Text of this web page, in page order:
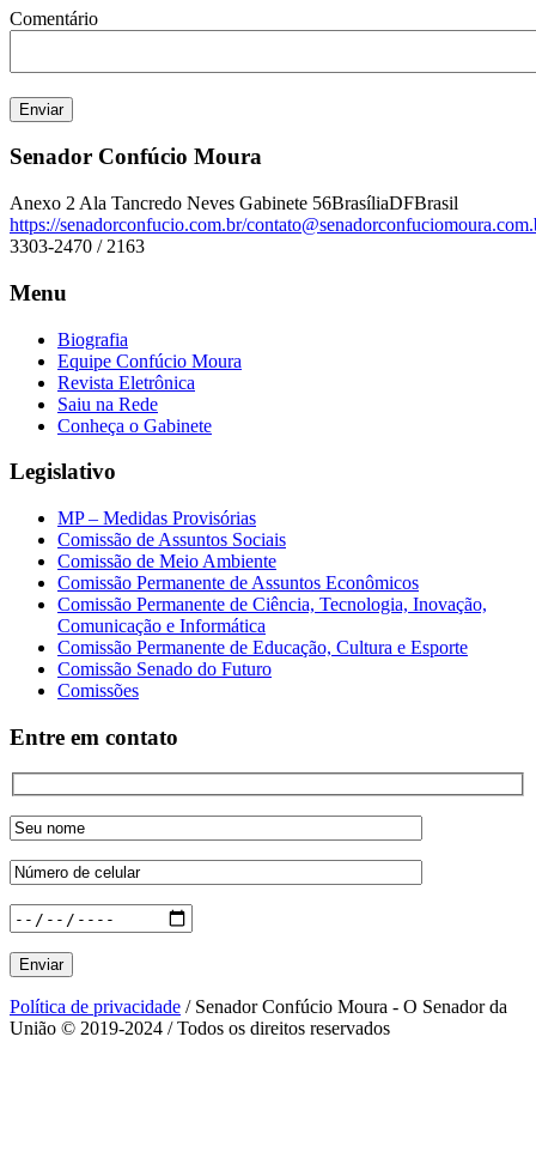
Comentário
Senador Confúcio Moura
Anexo 2 Ala Tancredo Neves Gabinete 56BrasíliaDFBrasil
https://senadorconfucio.com.br/
3303-2470 / 2163
Menu
Biografia
Equipe Confúcio Moura
Revista Eletrônica
Saiu na Rede
Conheça o Gabinete
Legislativo
MP – Medidas Provisórias
Comissão de Assuntos Sociais
Comissão de Meio Ambiente
Comissão Permanente de Assuntos Econômicos
Comissão Permanente de Ciência, Tecnologia, Inovação,
Comunicação e Informática
Comissão Permanente de Educação, Cultura e Esporte
Comissão Senado do Futuro
Comissões
Entre em contato
Política de privacidade / Senador Confúcio Moura - O Senador da
União © 2019-2024 / Todos os direitos reservados